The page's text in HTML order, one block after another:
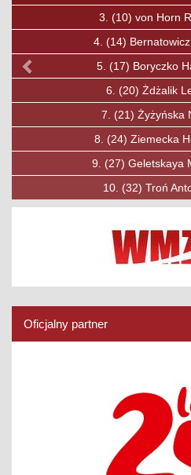
3. (27)Ćwirta
4.(30)Soska
5.(31)
6.(33)
7.(40)Jobda
8.(49)
9.(50)
10. (53)
Oficjalny partner